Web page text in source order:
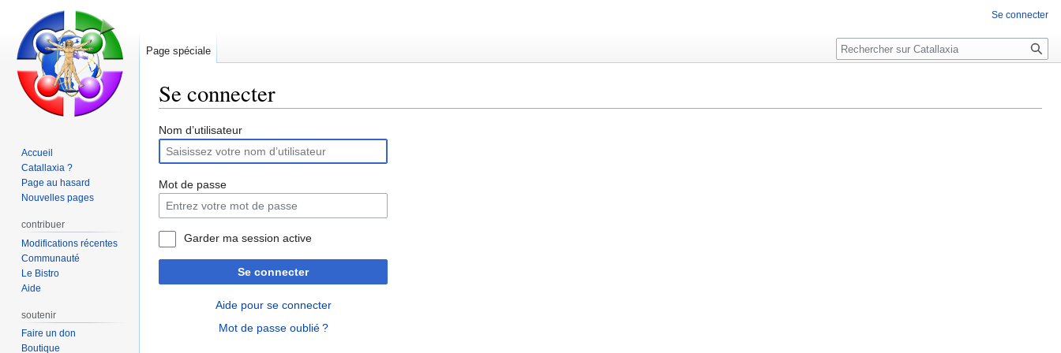
Se connecter
Aller
la
navigation
Aller
la
recherche
Nom d’utilisateur
Mot de passe
Garder ma session active
Se connecter
Aide pour se connecter
Mot de passe oublié ?
Se connecter
Page spéciale Rechercher
Accueil
Catallaxia ?
Page au hasard
Nouvelles pages
contribuer
Modifications récentes
Communauté
Le Bistro
Aide
soutenir
Faire un don
Boutique